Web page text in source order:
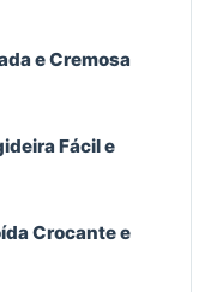
e Cremosa
Fácil e
Crocante e